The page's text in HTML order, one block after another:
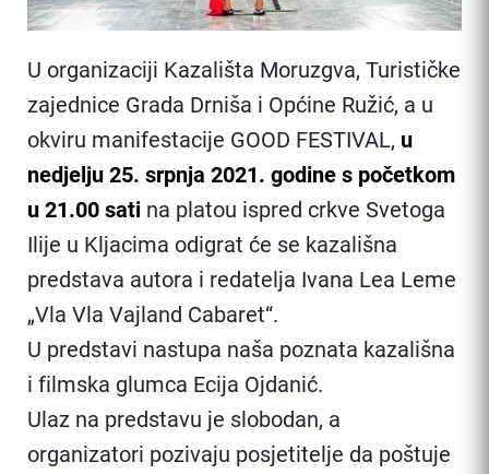
U organizaciji Kazališta Moruzgva, Turističke
zajednice Grada Drniša i Općine Ružić, a u
okviru manifestacije GOOD FESTIVAL, u
nedjelju 25. srpnja 2021. godine s početkom
u 21.00 sati na platou ispred crkve Svetoga
Ilije u Kljacima odigrat će se kazališna
predstava autora i redatelja Ivana Lea Leme
„Vla Vla Vajland Cabaret“.
U predstavi nastupa naša poznata kazališna
i filmska glumca Ecija Ojdanić.
Ulaz na predstavu je slobodan, a
organizatori pozivaju posjetitelje da poštuje